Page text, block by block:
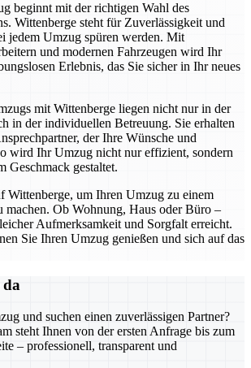
beginnt mit der richtigen Wahl des
Wittenberge steht für Zuverlässigkeit und
jedem Umzug spüren werden. Mit
und modernen Fahrzeugen wird Ihr
Erlebnis, das Sie sicher in Ihr neues
mit Wittenberge liegen nicht nur in der
in der individuellen Betreuung. Sie erhalten
der Ihre Wünsche und
wird Ihr Umzug nicht nur effizient, sondern
Geschmack gestaltet.
Wittenberge, um Ihren Umzug zu einem
machen. Ob Wohnung, Haus oder Büro –
Aufmerksamkeit und Sorgfalt erreicht.
Sie Ihren Umzug genießen und sich auf das
und suchen einen zuverlässigen Partner?
steht Ihnen von der ersten Anfrage bis zum
– professionell, transparent und